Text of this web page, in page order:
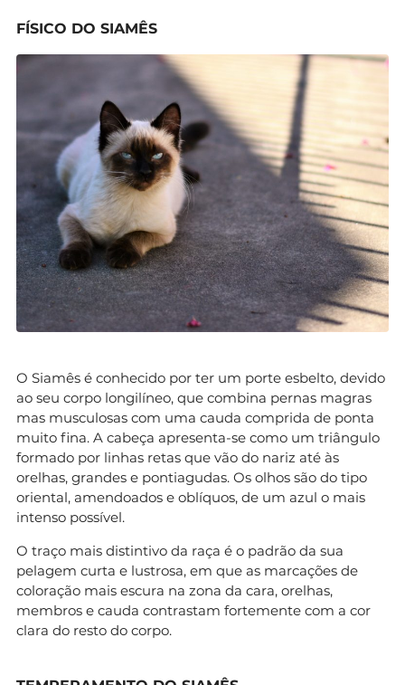
FÍSICO DO SIAMÊS
O Siamês é conhecido por ter um porte esbelto, devido
ao seu corpo longilíneo, que combina pernas magras
mas musculosas com uma cauda comprida de ponta
muito fina. A cabeça apresenta-se como um triângulo
formado por linhas retas que vão do nariz até às
orelhas, grandes e pontiagudas. Os olhos são do tipo
oriental, amendoados e oblíquos, de um azul o mais
intenso possível.
O traço mais distintivo da raça é o padrão da sua
pelagem curta e lustrosa, em que as marcações de
coloração mais escura na zona da cara, orelhas,
membros e cauda contrastam fortemente com a cor
clara do resto do corpo.